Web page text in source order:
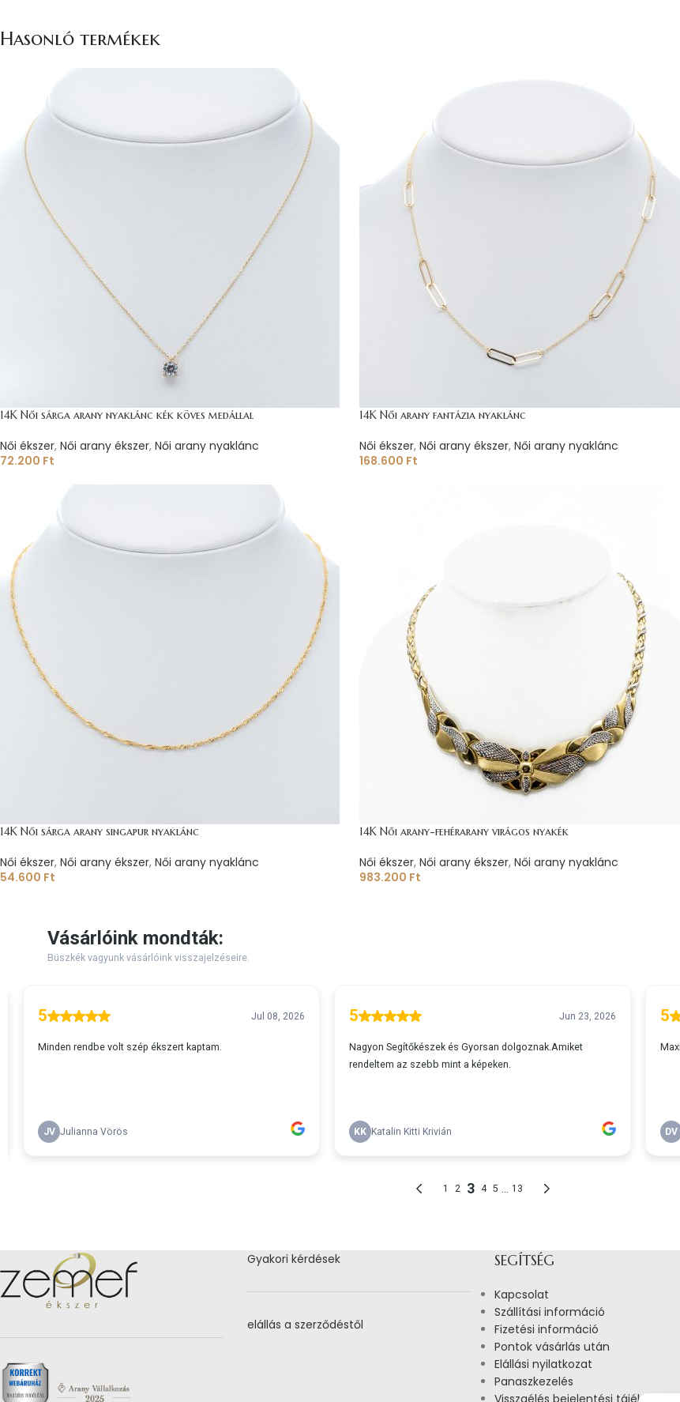
Hasonló termékek
14K Női sárga arany nyaklánc kék köves medállal
Női ékszer, Női arany ékszer, Női arany nyaklánc
72.200 Ft
14K Női arany fantázia nyaklánc
Női ékszer, Női arany ékszer, Női arany nyaklánc
168.600 Ft
14K Női sárga arany singapur nyaklánc
Női ékszer, Női arany ékszer, Női arany nyaklánc
54.600 Ft
14K Női arany-fehérarany virágos nyakék
Női ékszer, Női arany ékszer, Női arany nyaklánc
983.200 Ft
Gyakori kérdések
elállás a szerződéstől
SEGÍTSÉG
Kapcsolat
Szállítási információ
Fizetési információ
Pontok vásárlás után
Elállási nyilatkozat
Panaszkezelés
Visszaélés bejelentési tájékoztató